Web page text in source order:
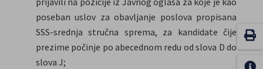
poseban uslov za obavljanje poslova propisana
SSS-srednja stručna sprema, za kandidate čije
prezime počinje po abecednom redu od slova D do
slova J;